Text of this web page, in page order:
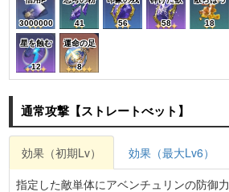
3000000 41 56 58 18
星を蝕む
12
運命の足
8
通常攻撃【ストレートべット】
効果（初期Lv）
効果（最大Lv6）
指定した敵単体にアベンチュリンの防御力